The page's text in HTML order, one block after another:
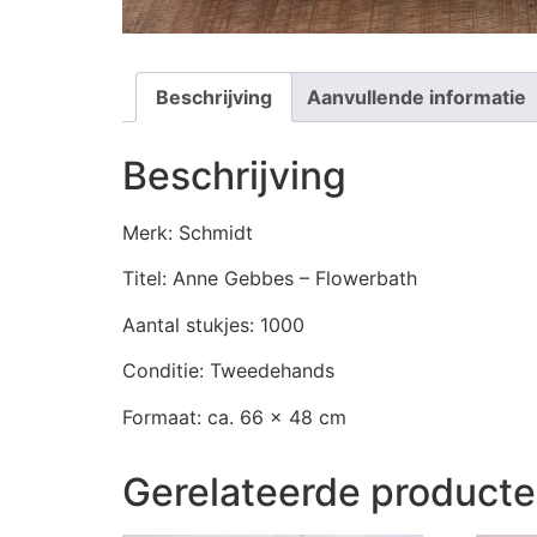
Beschrijving Aanvullende informatie
Beschrijving
Merk: Schmidt
Titel: Anne Gebbes – Flowerbath
Aantal stukjes: 1000
Conditie: Tweedehands
Formaat: ca. 66 x 48 cm
Gerelateerde